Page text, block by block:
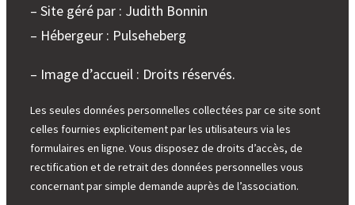
– Site géré par : Judith Bonnin
– Hébergeur : Pulseheberg
– Image d’accueil : Droits réservés.
Les seules données personnelles collectées par ce site sont
celles fournies explicitement par les utilisateurs via les
formulaires en ligne. Vous disposez de droits d’accès, de
rectification et de retrait des données personnelles vous
concernant par simple demande auprès de l’association.